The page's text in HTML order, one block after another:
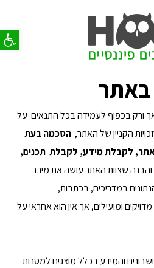
פתח
באתר
ורק בכפוף לעמידה בכל התנאים על
הקניין של האתר,הסכמה בעת
לקבלת מידע, לקבלת תכנים,
והבנה שצוות האתר עושה את מירב
במדריכים, בכתבות,
ומועילים, אך אין הוא אחראי על
והמידע בכלל מוצגים למטרות